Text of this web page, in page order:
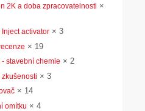
2K a doba zpracovatelnosti ×
activator × 3
× 19
stavební chemie × 2
× 3
× 14
omítku × 4